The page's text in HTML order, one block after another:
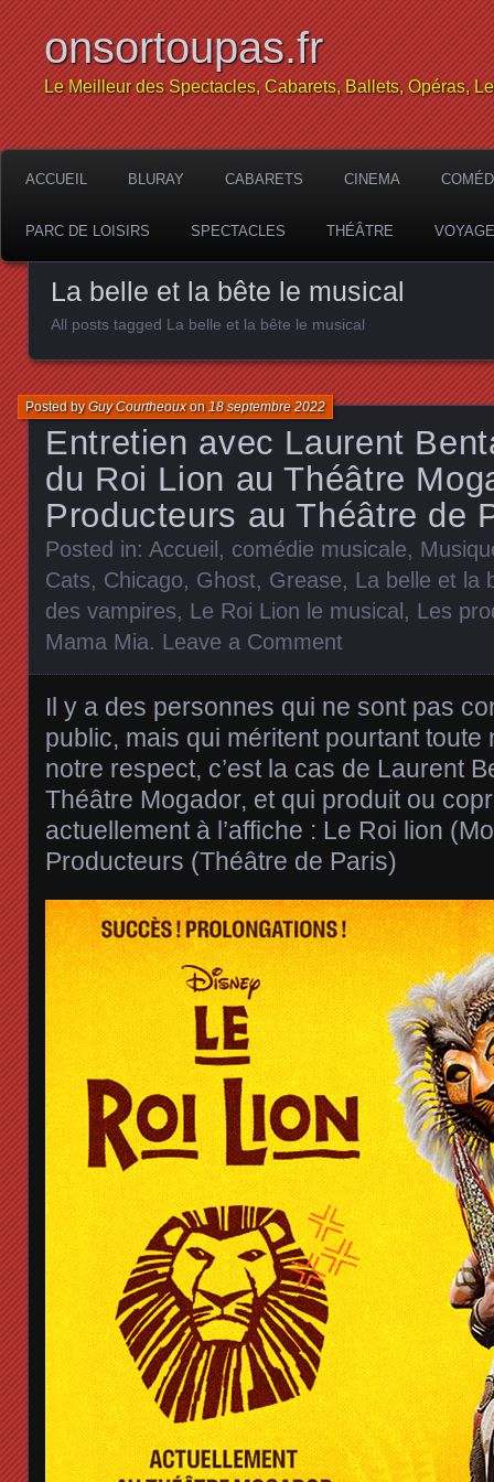
onsortoupas.fr
Le Meilleur des Spectacles, Cabarets, Ballets, Opéras,
ACCUEIL BLURAY CABARETS CINEMA
PARC DE LOISIRS SPECTACLES THÉÂTRE
La belle et la bête le musical
All posts tagged La belle et la bête le musical
Entretien avec Laurent
du Roi Lion au Théâtre
Producteurs au Théâtre de
Posted byGuy Courtheouxon 18 septembre 2022
Posted in: Accueil, comédie musicale,
Cats, Chicago, Ghost, Grease, La belle et la
des vampires, Le Roi Lion le musical, Les
Mama Mia. Leave a Comment
Il y a des personnes qui ne sont pas
public, mais qui méritent pourtant toute
notre respect, c’est la cas de Laurent
Théâtre Mogador, et qui produit ou
actuellement à l’affiche : Le Roi lion
Producteurs (Théâtre de Paris)